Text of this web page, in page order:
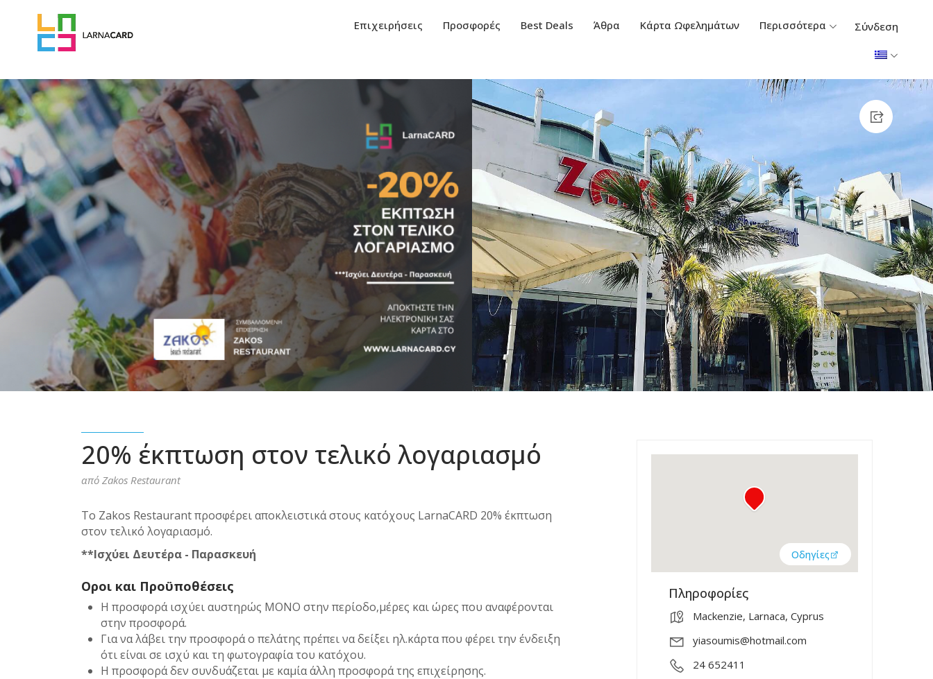
Επιχειρήσεις Προσφορές Best Deals Άθρα Κάρτα Ωφελημάτων Περισσότερα Σύνδεση
20% έκπτωση στον τελικό λογαριασμό
από Zakos Restaurant
Το Zakos Restaurant προσφέρει αποκλειστικά στους κατόχους LarnaCARD 20% έκπτωση
στον τελικό λογαριασμό.
**Ισχύει Δευτέρα - Παρασκευή
Οροι και Προϋποθέσεις
Η προσφορά ισχύει αυστηρώς ΜΟΝΟ στην περίοδο,μέρες και ώρες που αναφέρονται
στην προσφορά.
Για να λάβει την προσφορά ο πελάτης πρέπει να δείξει ηλ.κάρτα που φέρει την ένδειξη
ότι είναι σε ισχύ και τη φωτογραφία του κατόχου.
Η προσφορά δεν συνδυάζεται με καμία άλλη προσφορά της επιχείρησης.
Οδηγίες
Πληροφορίες
Mackenzie, Larnaca, Cyprus
yiasoumis@hotmail.com
24 652411